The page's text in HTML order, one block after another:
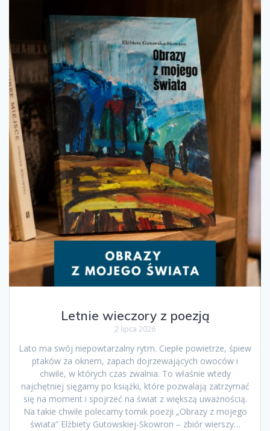
Letnie wieczory z poezją
2 lipca 2026
Lato ma swój niepowtarzalny rytm. Ciepłe powietrze, śpiew
ptaków za oknem, zapach dojrzewających owoców i
chwile, w których czas zwalnia. To właśnie wtedy
najchętniej sięgamy po książki, które pozwalają zatrzymać
się na moment i spojrzeć na świat z większą uważnością.
Na takie chwile polecamy tomik poezji „Obrazy z mojego
świata” Elżbiety Gutowskiej-Skowron – zbiór wierszy…